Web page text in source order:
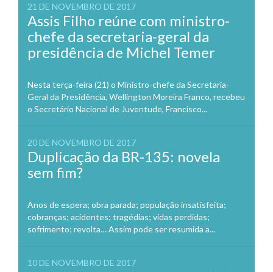
21 DE NOVEMBRO DE 2017
Assis Filho reúne com ministro-
chefe da secretaria-geral da
presidência de Michel Temer
Nesta terça-feira (21) o Ministro-chefe da Secretaria-
Geral da Presidência, Wellington Moreira Franco, recebeu
o Secretário Nacional de Juventude, Francisco...
20 DE NOVEMBRO DE 2017
Duplicação da BR-135: novela
sem fim?
Anos de espera; obra parada; população insatisfeita;
cobranças; acidentes; tragédias; vidas perdidas;
sofrimento; revolta… Assim pode ser resumida a...
10 DE NOVEMBRO DE 2017